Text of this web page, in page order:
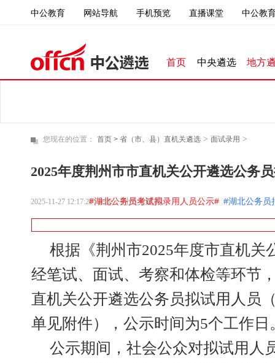
中公教育 网站导航 手机预览 直播课堂 中公教
首页 中央遴选 地方
您现在的位置： 首页 > 省（市、县）直机关遴选 > 面试录用 >
2025年度荆州市市直机关公开遴选公务
2025-11-27 12:17:27| 来源：荆州党建网
#湖北公务员考试拟录用人员公示# #湖北公务员
根据《荆州市2025年度市直机关
经笔试、面试、考察和体检等环节
直机关公开遴选公务员拟试用人员
单见附件），公示时间为5个工作日
公示期间，社会公众对拟试用人